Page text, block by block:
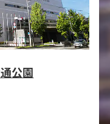
公園